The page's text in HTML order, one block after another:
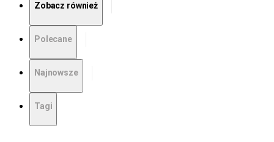
Zobacz również
Polecane
Najnowsze
Tagi